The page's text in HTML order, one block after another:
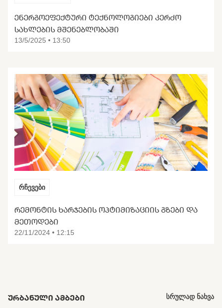
ᲔᲜᲔᲠᲒᲝᲔᲤᲔᲥᲢᲣᲠᲘ ᲢᲔᲥᲜᲝᲚᲝᲒᲘᲔᲑᲘ ᲙᲔᲠᲫᲝ
ᲡᲐᲮᲚᲔᲑᲘᲡ ᲛᲨᲔᲜᲔᲑᲚᲝᲑᲐᲨᲘ
13/5/2025 • 13:50
რჩევები
ᲠᲔᲛᲝᲜᲢᲘᲡ ᲮᲐᲠᲯᲔᲑᲘᲡ ᲝᲞᲢᲘᲛᲘᲖᲐᲪᲘᲘᲡ ᲒᲖᲔᲑᲘ ᲓᲐ
ᲛᲔᲗᲝᲓᲔᲑᲘ
22/11/2024 • 12:15
ᲣᲠᲑᲐᲜᲣᲚᲘ ᲐᲛᲑᲔᲑᲘ სრულად ნახვა